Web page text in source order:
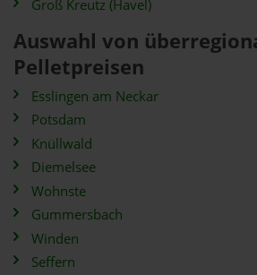
Groß Kreutz (Havel)
Auswahl von
Pelletpreisen
Esslingen am Neckar
Potsdam
Knüllwald
Diemelsee
Wohnste
Gummersbach
Winden
Seffern